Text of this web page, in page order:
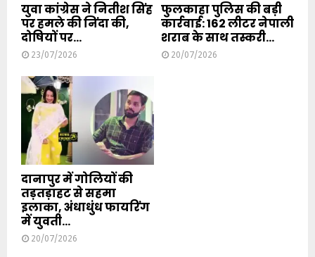
युवा कांग्रेस ने नितीश सिंह
पर हमले की निंदा की,
दोषियों पर...
23/07/2026
फुलकाहा पुलिस की बड़ी
कार्रवाई: 162 लीटर नेपाली
शराब के साथ तस्करी...
20/07/2026
दानापुर में गोलियों की
तड़तड़ाहट से सहमा
इलाका, अंधाधुंध फायरिंग
में युवती...
20/07/2026